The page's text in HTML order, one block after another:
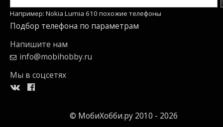
Например: Nokia Lumia 610 похожие телефоны
Подбор телефона по параметрам
Напишите нам
info@mobihobby.ru
Мы в соцсетях
© МобиХобби.ру 2010 - 2026